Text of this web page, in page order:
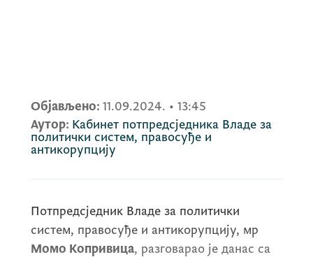
Објављено: 11.09.2024. • 13:45
Аутор: Кабинет потпредсједника Владе за
политички систем, правосуђе и
антикорупцију
Потпредсједник Владе за политички
систем, правосуђе и антикорупцију, мр
Момо Копривица, разговарао је данас са